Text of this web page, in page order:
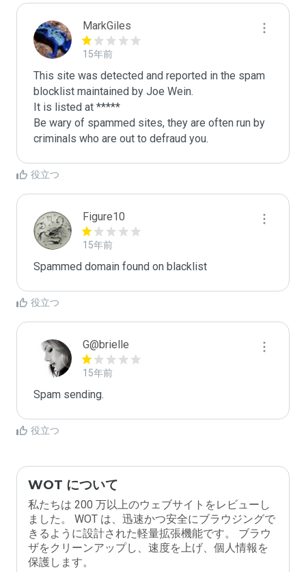
MarkGiles
15年前
This site was detected and reported in the spam
blocklist maintained by Joe Wein.
It is listed at *****
Be wary of spammed sites, they are often run by
criminals who are out to defraud you.
役立つ
Figure10
15年前
Spammed domain found on blacklist
役立つ
G@brielle
15年前
Spam sending.
役立つ
WOT について
私たちは 200 万以上のウェブサイトをレビューし
ました。 WOT は、迅速かつ安全にブラウジングで
きるように設計された軽量拡張機能です。 ブラウ
ザをクリーンアップし、速度を上げ、個人情報を
保護します。